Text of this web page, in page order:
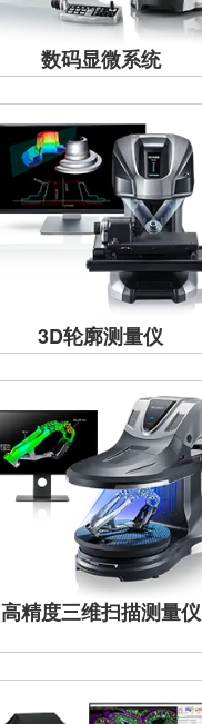
数码显微系统
3D轮廓测量仪
高精度三维扫描测量仪